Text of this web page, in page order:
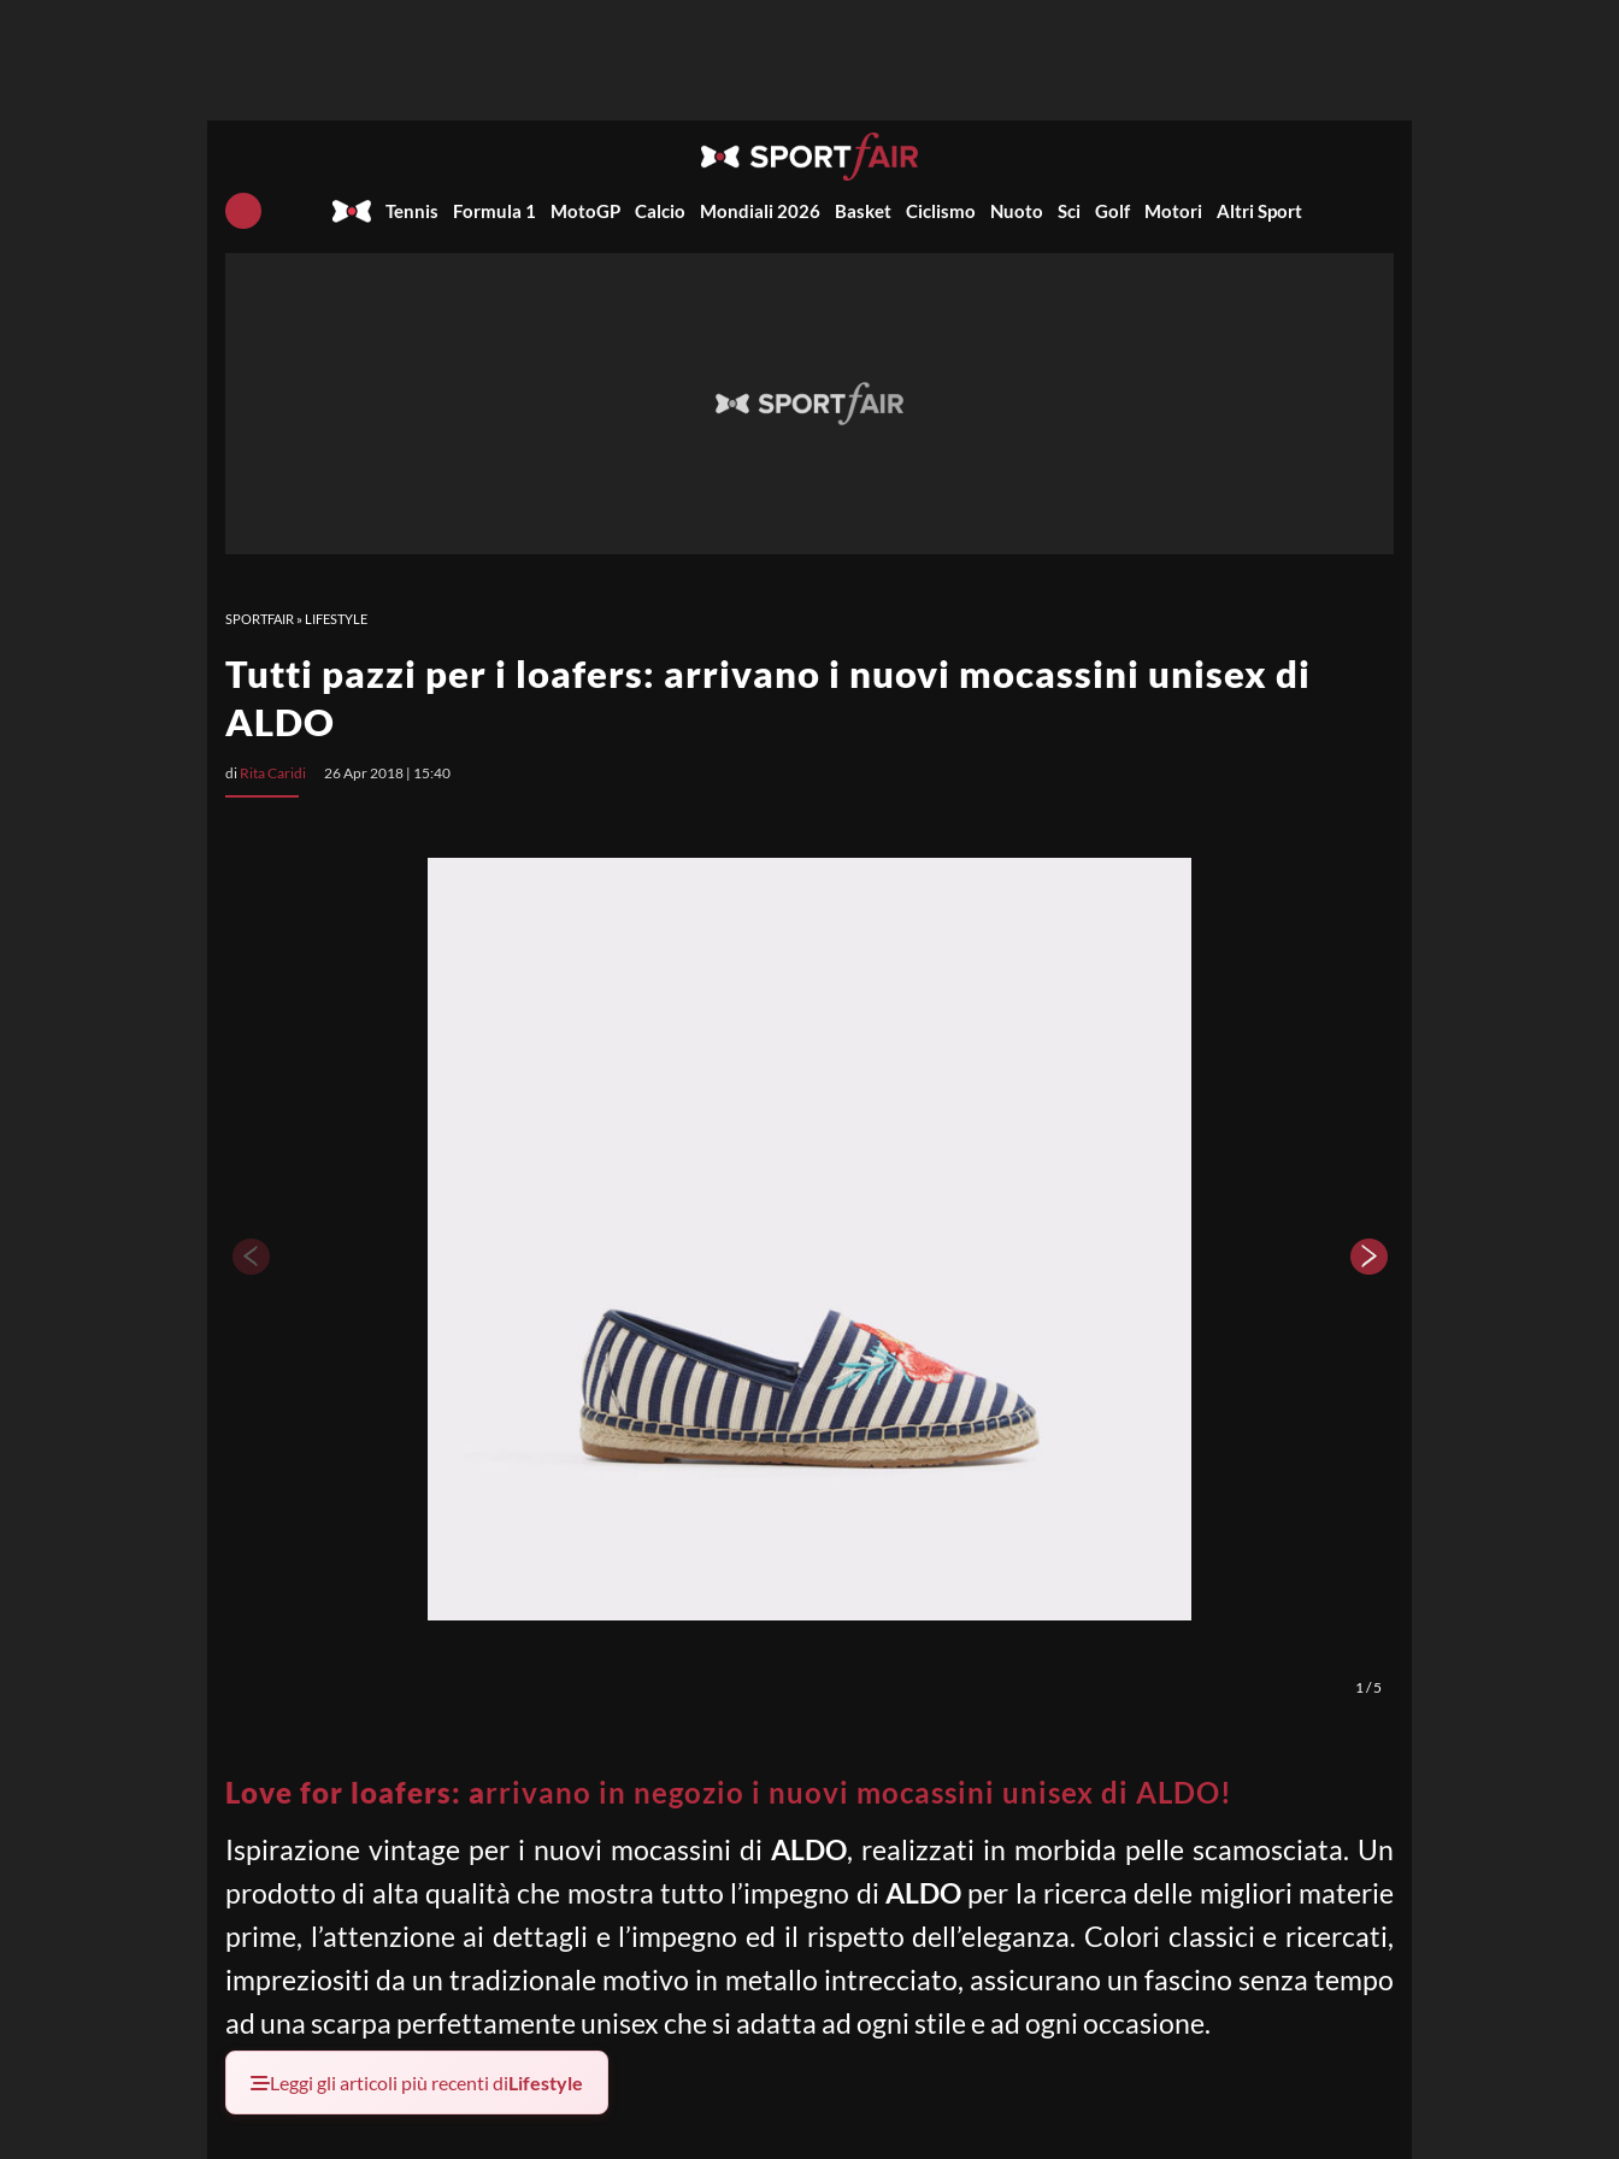
Tennis Formula 1 MotoGP Calcio Mondiali 2026 Basket Ciclismo Nuoto Sci Golf Motori Altri Sport
SPORTFAIR » LIFESTYLE
Tutti pazzi per i loafers: arrivano i nuovi mocassini unisex di
ALDO
di Rita Caridi 26 Apr 2018 | 15:40
1/5
Love for loafers: arrivano in negozio i nuovi mocassini unisex di ALDO!
Ispirazione vintage per i nuovi mocassini di ALDO, realizzati in morbida pelle scamosciata. Un
prodotto di alta qualità che mostra tutto l’impegno di ALDO per la ricerca delle migliori materie
prime, l’attenzione ai dettagli e l’impegno ed il rispetto dell’eleganza. Colori classici e ricercati,
impreziositi da un tradizionale motivo in metallo intrecciato, assicurano un fascino senza tempo
ad una scarpa perfettamente unisex che si adatta ad ogni stile e ad ogni occasione.
Leggi gli articoli più recenti diLifestyle